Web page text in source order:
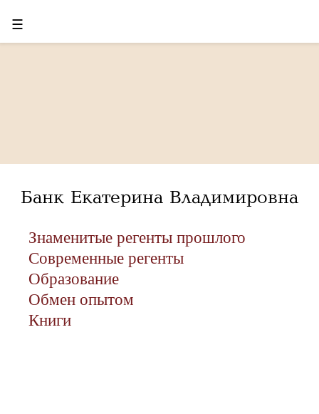
☰
Банк Екатерина Владимировна
Знаменитые регенты прошлого
Современные регенты
Образование
Обмен опытом
Книги